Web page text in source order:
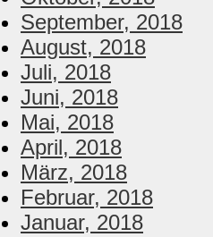
September, 2018
August, 2018
Juli, 2018
Juni, 2018
Mai, 2018
April, 2018
März, 2018
Februar, 2018
Januar, 2018